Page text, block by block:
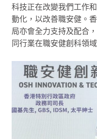
科技正在改變我們工作
動化，以改善職安健。
局亦會全力支持及配合
同行業在職安健創科領域